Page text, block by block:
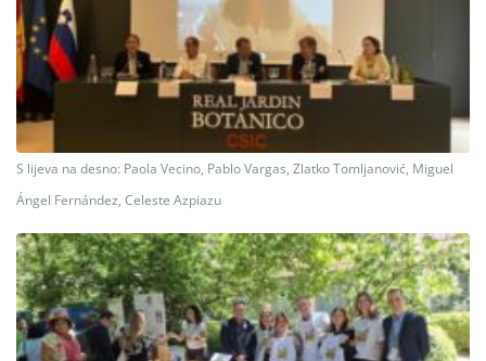
S lijeva na desno: Paola Vecino, Pablo Vargas, Zlatko Tomljanović, Miguel
Ángel Fernández, Celeste Azpiazu